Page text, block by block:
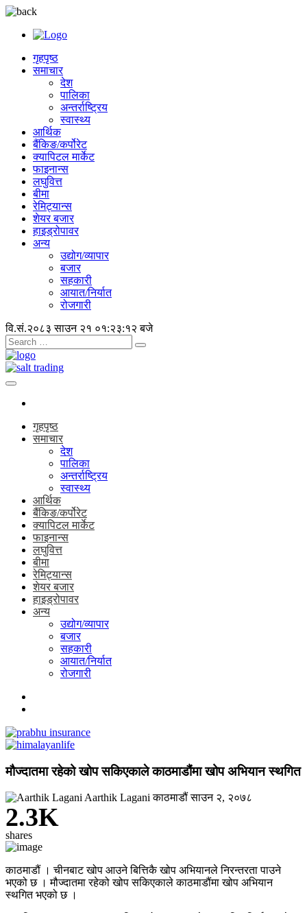
गृहपृष्ठ
समाचार
देश
पालिका
अन्तर्राष्ट्रिय
स्वास्थ्य
आर्थिक
बैंकिङ/कर्पोरेट
क्यापिटल मार्केट
फाइनान्स
लघुवित्त
बीमा
रेमिट्यान्स
शेयर बजार
हाइड्रोपावर
अन्य
उद्योग/व्यापार
बजार
सहकारी
आयात/निर्यात
रोजगारी
वि.सं.२०८३ साउन २१ ०१:२३:१२ बजे
गृहपृष्ठ
समाचार
देश
पालिका
अन्तर्राष्ट्रिय
स्वास्थ्य
आर्थिक
बैंकिङ/कर्पोरेट
क्यापिटल मार्केट
फाइनान्स
लघुवित्त
बीमा
रेमिट्यान्स
शेयर बजार
हाइड्रोपावर
अन्य
उद्योग/व्यापार
बजार
सहकारी
आयात/निर्यात
रोजगारी
मौज्दातमा रहेको खोप सकिएकाले काठमाडौंमा खोप अभियान स्थगित
Aarthik Laganiकाठमाडौंसाउन २, २०७८
2.3K
shares
काठमाडौं । चीनबाट खोप आउने बित्तिकै खोप अभियानले निरन्तरता पाउने
भएको छ । मौज्दातमा रहेको खोप सकिएकाले काठमाडौंमा खोप अभियान
स्थगित भएको छ ।